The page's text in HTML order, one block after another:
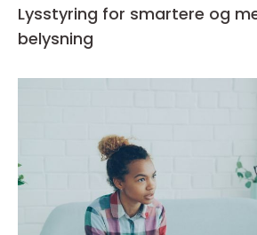
Lysstyring for smartere og
belysning